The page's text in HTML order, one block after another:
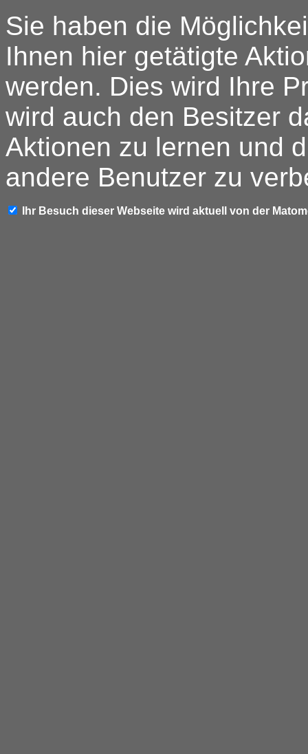
Sie haben die
Ihnen hier getätigte
werden. Dies wird Ihre
wird auch den Besitzer
Aktionen zu lernen und
andere Benutzer zu
Ihr Besuch dieser Webseite wird aktuell von der